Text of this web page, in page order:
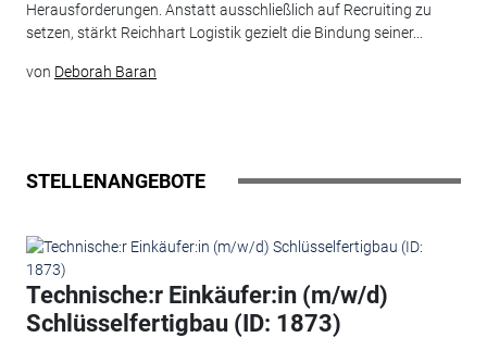
Herausforderungen. Anstatt ausschließlich auf Recruiting zu
setzen, stärkt Reichhart Logistik gezielt die Bindung seiner...
von Deborah Baran
STELLENANGEBOTE
Technische:r Einkäufer:in (m/w/d)
Schlüsselfertigbau (ID: 1873)